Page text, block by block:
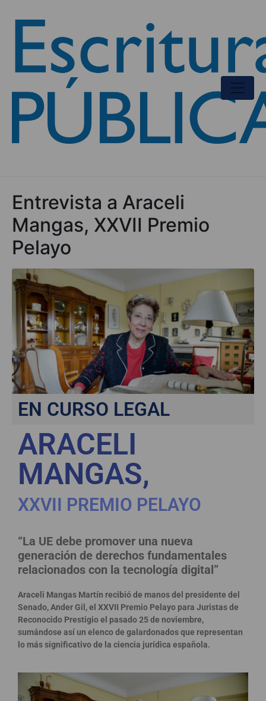
Entrevista a Araceli
Mangas, XXVII Premio
Pelayo
EN CURSO LEGAL
ARACELI
MANGAS,
XXVII PREMIO PELAYO
“La UE debe promover una nueva
generación de derechos fundamentales
relacionados con la tecnología digital”
Araceli Mangas Martín recibió de manos del presidente del
Senado, Ander Gil, el XXVII Premio Pelayo para Juristas de
Reconocido Prestigio el pasado 25 de noviembre,
sumándose así un elenco de galardonados que representan
lo más significativo de la ciencia jurídica española.